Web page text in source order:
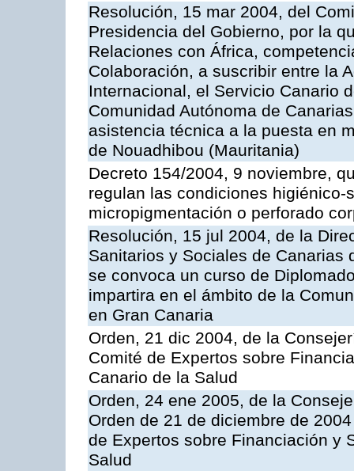
Resolución, 15 mar 2004, del
Presidencia del Gobierno, por la
Relaciones con África,
Colaboración, a suscribir entre la
Internacional, el Servicio Canario
Comunidad Autónoma de
asistencia técnica a la puesta en
de Nouadhibou (Mauritania)
Decreto 154/2004, 9 noviembre,
regulan las condiciones
micropigmentación o perforado
Resolución, 15 jul 2004, de la
Sanitarios y Sociales de Canarias
se convoca un curso de
impartira en el ámbito de la
en Gran Canaria
Orden, 21 dic 2004, de la
Comité de Expertos sobre
Canario de la Salud
Orden, 24 ene 2005, de la
Orden de 21 de diciembre de
de Expertos sobre Financiación y
Salud